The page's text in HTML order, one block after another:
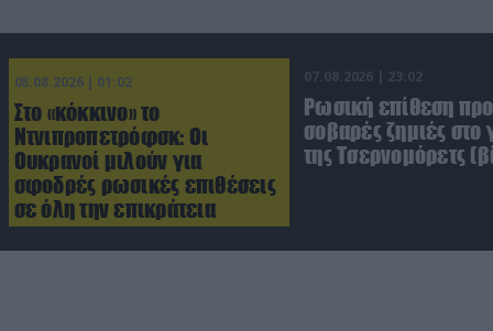
08.08.2026 | 01:02
Στο «κόκκινο» το
Ντνιπροπετρόφσκ: Οι
Ουκρανοί μιλούν για
σφοδρές ρωσικές επιθέσεις
σε όλη την επικράτεια
07.08.2026 | 23:02
Ρωσική επίθεση
σοβαρές ζημιές στο
της Τσερνομόρετς